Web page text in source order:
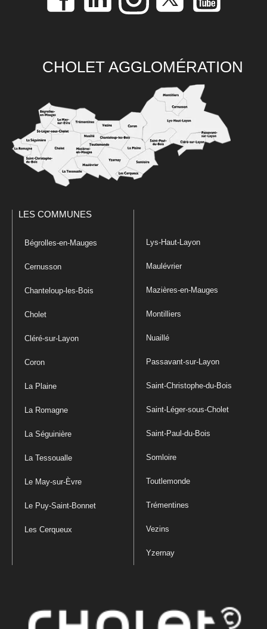
CHOLET AGGLOMÉRATION
LES COMMUNES
Bégrolles-en-Mauges
Cernusson
Chanteloup-les-Bois
Cholet
Cléré-sur-Layon
Coron
La Plaine
La Romagne
La Séguinière
La Tessoualle
Le May-sur-Èvre
Le Puy-Saint-Bonnet
Les Cerqueux
Lys-Haut-Layon
Maulévrier
Mazières-en-Mauges
Montilliers
Nuaillé
Passavant-sur-Layon
Saint-Christophe-du-Bois
Saint-Léger-sous-Cholet
Saint-Paul-du-Bois
Somloire
Toutlemonde
Trémentines
Vezins
Yzernay